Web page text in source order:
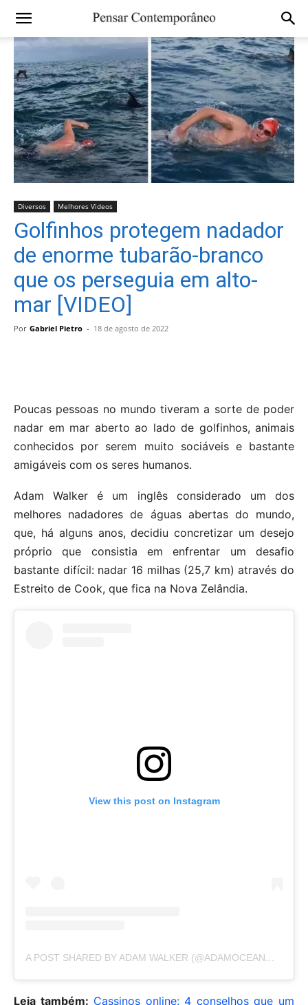
Diversos Melhores Videos
Golfinhos protegem nadador
de enorme tubarão-branco
que os perseguia em alto-
mar [VIDEO]
Por Gabriel Pietro - 18 de agosto de 2022
Poucas pessoas no mundo tiveram a sorte de poder
nadar em mar aberto ao lado de golfinhos, animais
conhecidos por serem muito sociáveis ​​e bastante
amigáveis ​​com os seres humanos.
Adam Walker é um inglês considerado um dos
melhores nadadores de águas abertas do mundo,
que, há alguns anos, decidiu concretizar um desejo
próprio que consistia em enfrentar um desafio
bastante difícil: nadar 16 milhas (25,7 km) através do
Estreito de Cook, que fica na Nova Zelândia.
View this post on Instagram
A POST SHARED BY ADAM WALKER (@ADAMOCEANWALKER)
Leia também: Cassinos online: 4 conselhos que um